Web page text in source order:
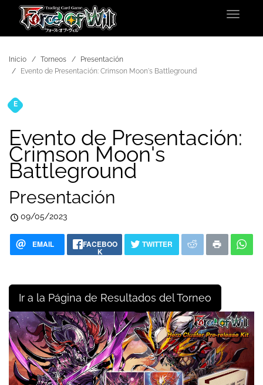
Toggle
Inicio Torneos
Presentación
Evento de Presentación: Crimson Moon's Battleground
E
Evento de Presentación:
Crimson Moon's
Battleground
Presentación
09/05/2023
EMAIL FACEBOO
K
TWITTER
Ir a la Página de Resultados del Torneo